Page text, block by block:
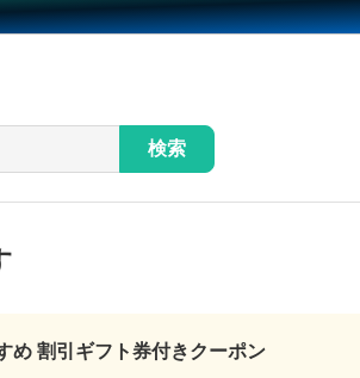
検索
め 割引ギフト券付きクーポン